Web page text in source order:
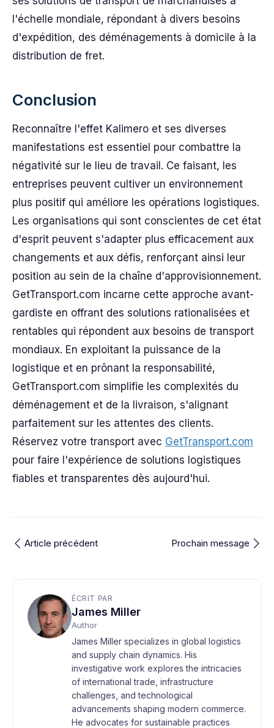
l'échelle mondiale, répondant à divers besoins
d'expédition, des déménagements à domicile à la
distribution de fret.
Conclusion
Reconnaître l'effet Kalimero et ses diverses
manifestations est essentiel pour combattre la
négativité sur le lieu de travail. Ce faisant, les
entreprises peuvent cultiver un environnement
plus positif qui améliore les opérations logistiques.
Les organisations qui sont conscientes de cet état
d'esprit peuvent s'adapter plus efficacement aux
changements et aux défis, renforçant ainsi leur
position au sein de la chaîne d'approvisionnement.
GetTransport.com incarne cette approche avant-
gardiste en offrant des solutions rationalisées et
rentables qui répondent aux besoins de transport
mondiaux. En exploitant la puissance de la
logistique et en prônant la responsabilité,
GetTransport.com simplifie les complexités du
déménagement et de la livraison, s'alignant
parfaitement sur les attentes des clients.
Réservez votre transport avec GetTransport.com
pour faire l'expérience de solutions logistiques
fiables et transparentes dès aujourd'hui.
Article précédent Prochain message
ÉCRIT PAR
James Miller
Author
James Miller specializes in global logistics
and supply chain dynamics. His
investigative work explores the intricacies
of international trade, infrastructure
challenges, and technological
advancements shaping modern commerce.
He advocates for sustainable practices